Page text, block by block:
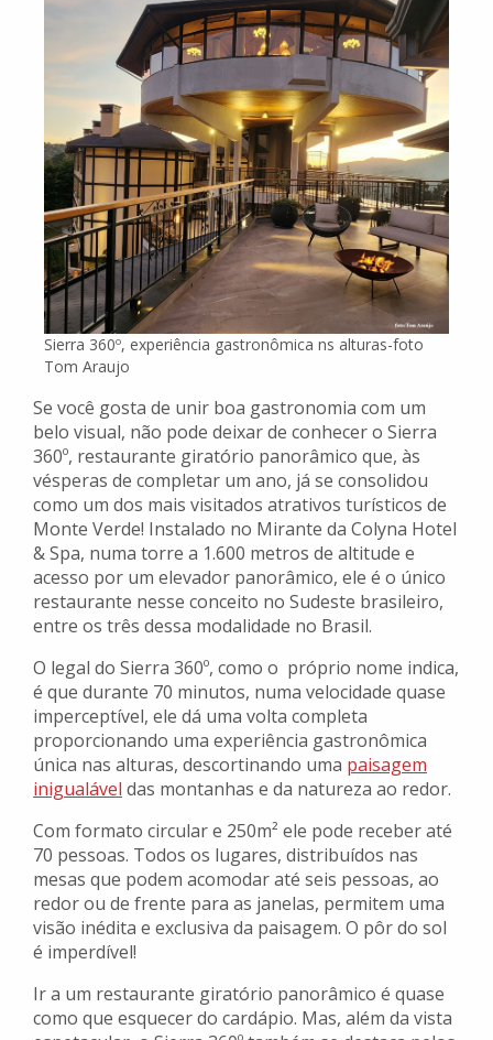
Sierra 360º, experiência gastronômica ns alturas-foto
Tom Araujo
Se você gosta de unir boa gastronomia com um
belo visual, não pode deixar de conhecer o Sierra
360º, restaurante giratório panorâmico que, às
vésperas de completar um ano, já se consolidou
como um dos mais visitados atrativos turísticos de
Monte Verde! Instalado no Mirante da Colyna Hotel
& Spa, numa torre a 1.600 metros de altitude e
acesso por um elevador panorâmico, ele é o único
restaurante nesse conceito no Sudeste brasileiro,
entre os três dessa modalidade no Brasil.
O legal do Sierra 360º, como o próprio nome indica,
é que durante 70 minutos, numa velocidade quase
imperceptível, ele dá uma volta completa
proporcionando uma experiência gastronômica
única nas alturas, descortinando uma paisagem
inigualável das montanhas e da natureza ao redor.
Com formato circular e 250m² ele pode receber até
70 pessoas. Todos os lugares, distribuídos nas
mesas que podem acomodar até seis pessoas, ao
redor ou de frente para as janelas, permitem uma
visão inédita e exclusiva da paisagem. O pôr do sol
é imperdível!
Ir a um restaurante giratório panorâmico é quase
como que esquecer do cardápio. Mas, além da vista